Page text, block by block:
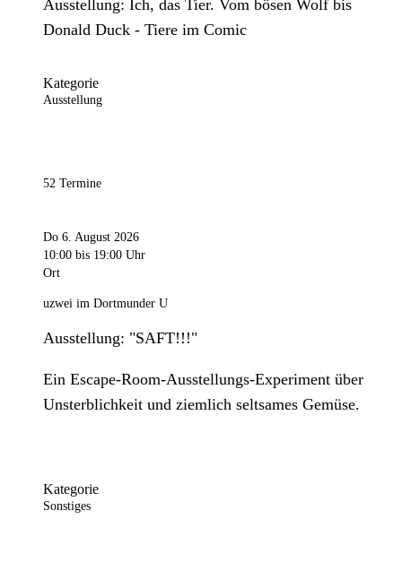
Ausstellung: Ich, das Tier. Vom bösen Wolf bis
Donald Duck - Tiere im Comic
Kategorie
Ausstellung
52 Termine
Do 6. August 2026
10:00 bis 19:00 Uhr
Ort
uzwei im Dortmunder U
Ausstellung: "SAFT!!!"
Ein Escape-Room-Ausstellungs-Experiment über
Unsterblichkeit und ziemlich seltsames Gemüse.
Kategorie
Sonstiges